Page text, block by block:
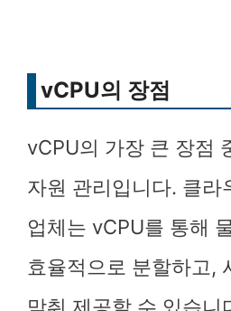
vCPU의 장점
vCPU의 가장 큰 장점
자원 관리입니다. 클라
업체는 vCPU를 통해
효율적으로 분할하고,